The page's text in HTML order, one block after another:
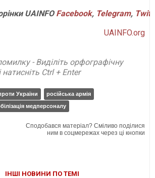
UAINFO Facebook, Telegram,
UAINFO.org
- Виділіть орфографічну
Ctrl + Enter
України
російська армія
медперсоналу
Сподобався матеріал? Сміливо поділися
ним в соцмережах через ці кнопки
ІНШІ НОВИНИ ПО ТЕМІ